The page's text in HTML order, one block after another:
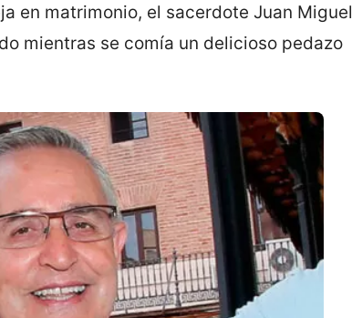
en matrimonio, el sacerdote Juan Miguel
mientras se comía un delicioso pedazo